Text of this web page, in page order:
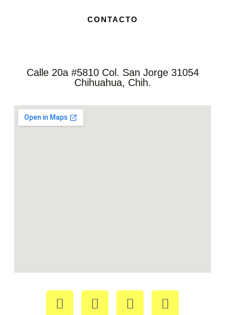
CONTACTO
Calle 20a #5810 Col. San Jorge 31054
Chihuahua, Chih.